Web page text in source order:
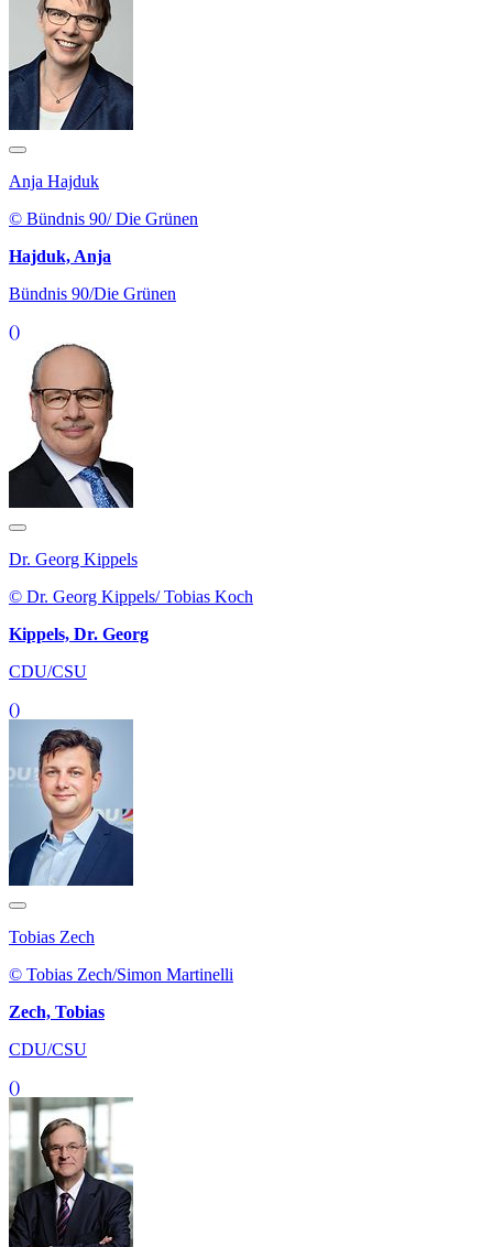
Anja Hajduk
© Bündnis 90/ Die Grünen
Hajduk, Anja
Bündnis 90/Die Grünen
()
Dr. Georg Kippels
© Dr. Georg Kippels/ Tobias Koch
Kippels, Dr. Georg
CDU/CSU
()
Tobias Zech
© Tobias Zech/Simon Martinelli
Zech, Tobias
CDU/CSU
()